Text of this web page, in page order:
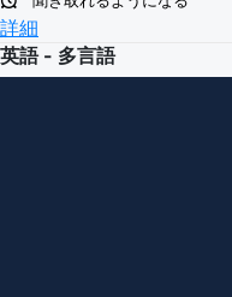
詳細
英語 - 多言語